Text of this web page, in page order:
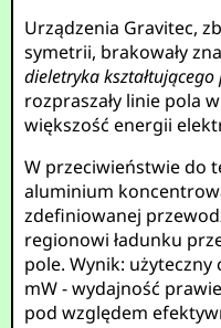
Urządzenia Gravitec,
symetrii, brakowały
dieletryka kształtującego
rozpraszały linie pola
większość energii
W przeciwieństwie do
aluminium
zdefiniowanej
regionowi ładunku
pole. Wynik: użyteczny
mW - wydajność
pod względem